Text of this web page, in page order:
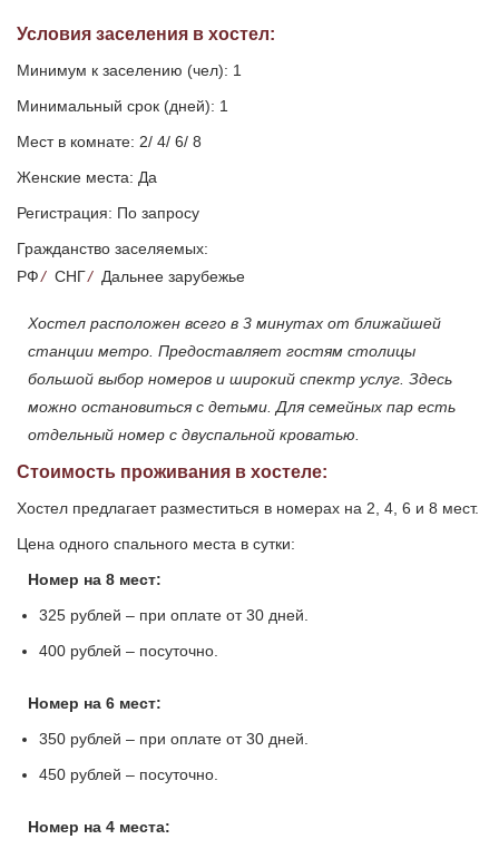
Условия заселения в хостел:
Минимум к заселению (чел): 1
Минимальный срок (дней): 1
Мест в комнате: 2/ 4/ 6/ 8
Женские места: Да
Регистрация: По запросу
Гражданство заселяемых:
РФ/ СНГ/ Дальнее зарубежье
Хостел расположен всего в 3 минутах от ближайшей
станции метро. Предоставляет гостям столицы
большой выбор номеров и широкий спектр услуг. Здесь
можно остановиться с детьми. Для семейных пар есть
отдельный номер с двуспальной кроватью.
Стоимость проживания в хостеле:
Хостел предлагает разместиться в номерах на 2, 4, 6 и 8 мест.
Цена одного спального места в сутки:
Номер на 8 мест:
325 рублей – при оплате от 30 дней.
400 рублей – посуточно.
Номер на 6 мест:
350 рублей – при оплате от 30 дней.
450 рублей – посуточно.
Номер на 4 места: